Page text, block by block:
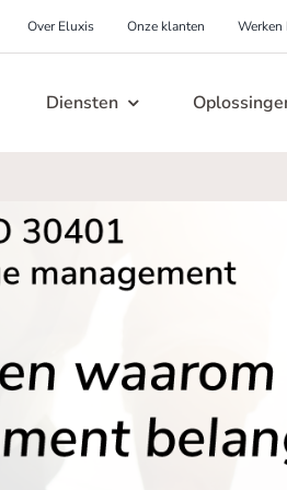
Over Eluxis Onze klanten
Diensten
en kunde up-to-date
speciaal voor jou
falen!
Ongelukken voorkomen
Help, mijn productieproces is
levensgevaarlijk!